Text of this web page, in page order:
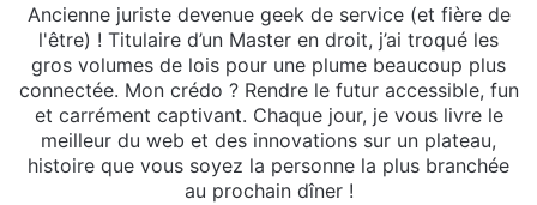
Ancienne juriste devenue geek de service (et fière de
l'être) ! Titulaire d’un Master en droit, j’ai troqué les
gros volumes de lois pour une plume beaucoup plus
connectée. Mon crédo ? Rendre le futur accessible, fun
et carrément captivant. Chaque jour, je vous livre le
meilleur du web et des innovations sur un plateau,
histoire que vous soyez la personne la plus branchée
au prochain dîner !